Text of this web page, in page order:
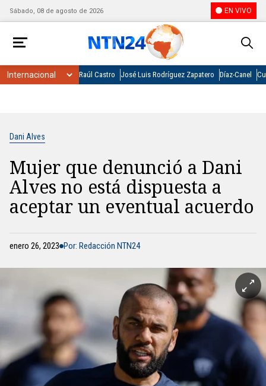
Sábado, 08 de agosto de 2026 EN VIVO
Raúl Castro José Luis Rodríguez Zapatero Díaz-Canel
Dani Alves
Mujer que denunció a Dani
Alves no está dispuesta a
aceptar un eventual acuerdo
enero 26, 2023 Por: Redacción NTN24